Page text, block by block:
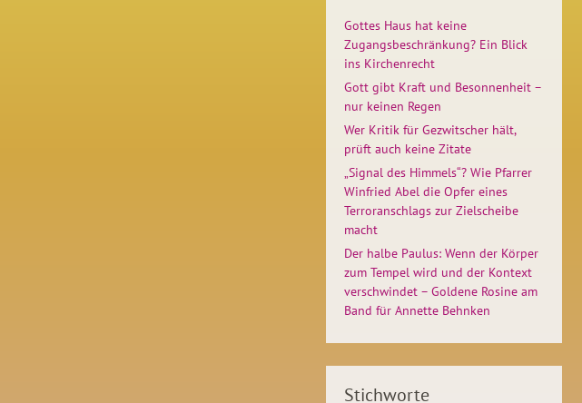
Gottes Haus hat keine
Zugangsbeschränkung? Ein Blick
ins Kirchenrecht
Gott gibt Kraft und Besonnenheit –
nur keinen Regen
Wer Kritik für Gezwitscher hält,
prüft auch keine Zitate
„Signal des Himmels“? Wie Pfarrer
Winfried Abel die Opfer eines
Terroranschlags zur Zielscheibe
macht
Der halbe Paulus: Wenn der Körper
zum Tempel wird und der Kontext
verschwindet – Goldene Rosine am
Band für Annette Behnken
Stichworte